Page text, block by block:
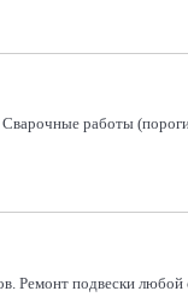
работы
Ремонт подвески